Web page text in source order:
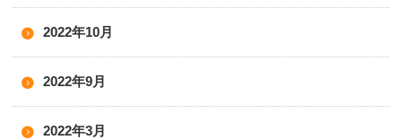
2022年10月
2022年9月
2022年3月